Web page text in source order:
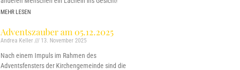
MEHR LESEN
Adventszauber am 05.12.2025
Andrea Keller 13. November 2025
Nach einem Impuls im Rahmen des
Adventsfensters der Kirchengemeinde sind die